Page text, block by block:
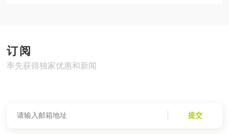
订阅
率先获得独家优惠和新闻
提交